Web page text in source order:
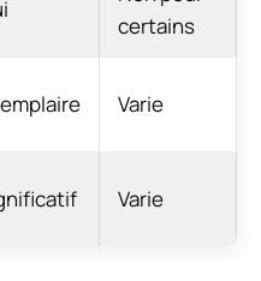
certains
Varie
Varie